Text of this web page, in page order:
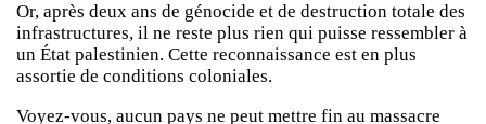
Or, après deux ans de génocide et de destruction totale des
infrastructures, il ne reste plus rien qui puisse ressembler à
un État palestinien. Cette reconnaissance est en plus
assortie de conditions coloniales.
Voyez-vous, aucun pays ne peut mettre fin au massacre